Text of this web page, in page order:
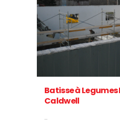
Batisse à
Caldwell
...